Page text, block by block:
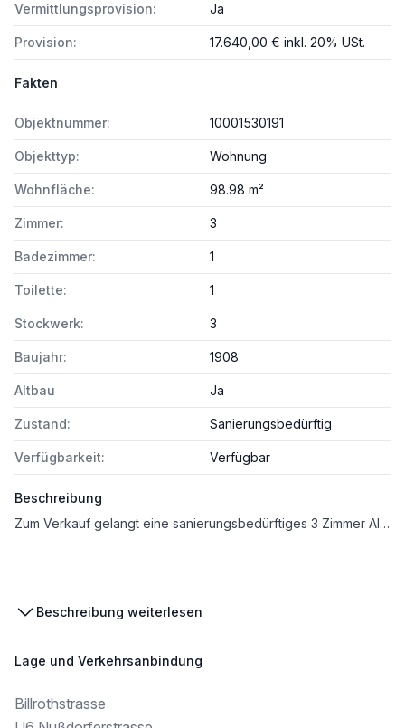
Vermittlungsprovision: Ja
Provision: 17.640,00 € inkl. 20% USt.
Fakten
Objektnummer: 10001530191
Objekttyp: Wohnung
Wohnfläche: 98.98 m²
Zimmer: 3
Badezimmer: 1
Toilette: 1
Stockwerk: 3
Baujahr: 1908
Altbau Ja
Zustand: Sanierungsbedürftig
Verfügbarkeit: Verfügbar
Beschreibung
Zum Verkauf gelangt eine sanierungsbedürftiges 3 Zimmer Altbaujuwel in sehr guter Lage des 19. Bezirks.
* ca.99 m²
* Sanierungsbedürftig
* 3 Stock
Beschreibung weiterlesen
Lage und Verkehrsanbindung
Billrothstrasse